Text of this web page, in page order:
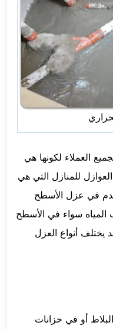
العملاء لكونها هي
للمنازل التي هي
في عزل الأسطح
المياه سواء في الأسطح
يختلف أنواع العزل
أو في خزانات